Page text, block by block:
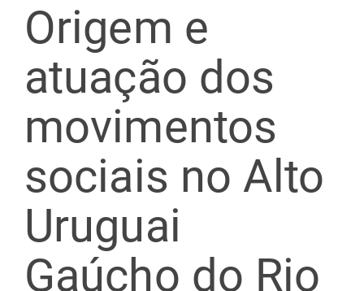
Origem e
atuação dos
movimentos
sociais no Alto
Uruguai
Gaúcho do Rio